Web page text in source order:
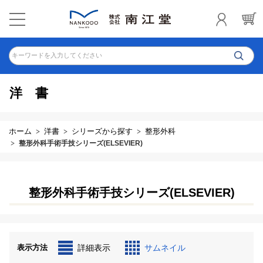
キーワードを入力してください
洋書
ホーム 洋書 シリーズから探す 整形外科
整形外科手術手技シリーズ(ELSEVIER)
整形外科手術手技シリーズ(ELSEVIER)
表示方法 詳細表示 サムネイル